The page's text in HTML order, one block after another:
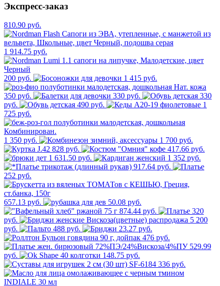
Экспресс-заказ
810.90 руб.
1 914.75 руб.
200 руб. 1 415 руб.
350 руб. 330 руб.
330
руб.
490 руб.
1
725 руб.
1 350 руб.
1 700 руб.
828 руб.
417.66 руб.
1 631.50 руб.
1 352 руб.
917.64 руб.
252 руб.
657.13 руб.
50.08 руб.
874.44 руб.
320
руб.
5 200
руб.
488 руб.
23.27 руб.
476 руб.
529.99
руб.
148.75 руб.
336 руб.